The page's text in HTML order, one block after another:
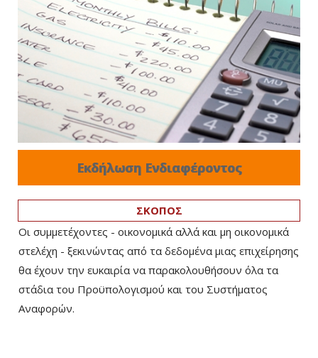
Εκδήλωση Ενδιαφέροντος
ΣΚΟΠΟΣ
Οι συμμετέχοντες - οικονομικά αλλά και μη οικονομικά
στελέχη - ξεκινώντας από τα δεδομένα μιας επιχείρησης
θα έχουν την ευκαιρία να παρακολουθήσουν όλα τα
στάδια του Προϋπολογισμού και του Συστήματος
Αναφορών.